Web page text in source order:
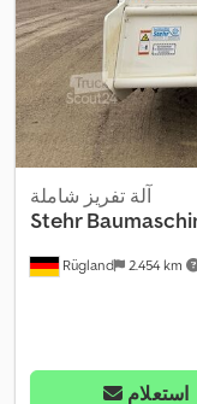
Rügland 2.454 km
آلة تفريز شاملة
Stehr
استعلام